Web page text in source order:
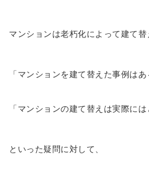
マンションは老朽化によって建て替
「マンションを建て替えた事例はあ
「マンションの建て替えは実際には
といった疑問に対して、